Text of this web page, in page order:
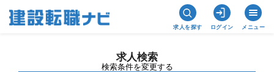
求人を探す ログイン メニュー
求人検索
検索条件を変更する